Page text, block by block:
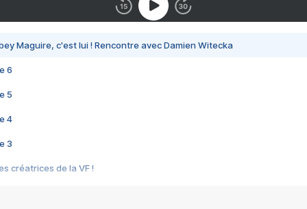
Maguire, c'est lui ! Rencontre avec Damien Witecka
6
5
4
3
créatrices de la VF !